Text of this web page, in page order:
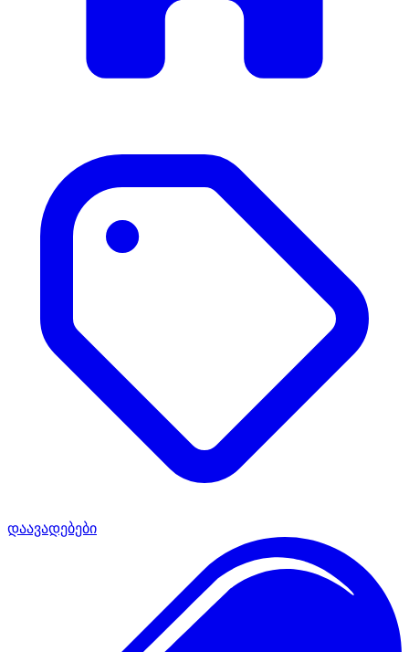
დაავადებები